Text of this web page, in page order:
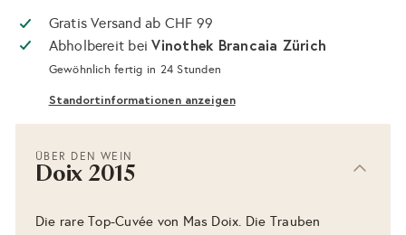
Gratis Versand ab CHF 99
Abholbereit beiVinothek Brancaia Zürich
Gewöhnlich fertig in 24 Stunden
Standortinformationen anzeigen
ÜBER DEN WEIN
Doix 2015
Die rare Top-Cuvée von Mas Doix. Die Trauben